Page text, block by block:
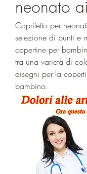
neonato
Copriletto per
selezione di punti e
copertine per
tra una varietà di
disegni per la
bambino.